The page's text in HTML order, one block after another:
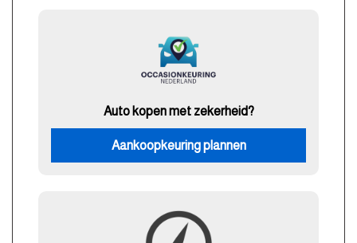
Auto kopen met zekerheid?
Aankoopkeuring plannen